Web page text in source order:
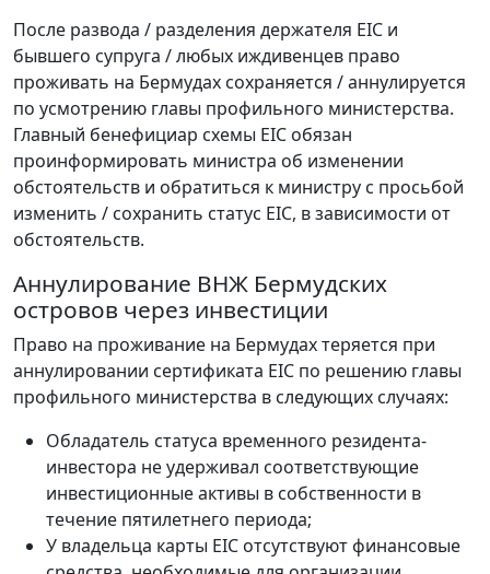
После развода / разделения держателя EIC и
бывшего супруга / любых иждивенцев право
проживать на Бермудах сохраняется / аннулируется
по усмотрению главы профильного министерства.
Главный бенефициар схемы EIC обязан
проинформировать министра об изменении
обстоятельств и обратиться к министру с просьбой
изменить / сохранить статус EIC, в зависимости от
обстоятельств.
Аннулирование ВНЖ Бермудских
островов через инвестиции
Право на проживание на Бермудах теряется при
аннулировании сертификата EIC по решению главы
профильного министерства в следующих случаях:
Обладатель статуса временного резидента-
инвестора не удерживал соответствующие
инвестиционные активы в собственности в
течение пятилетнего периода;
У владельца карты EIC отсутствуют финансовые